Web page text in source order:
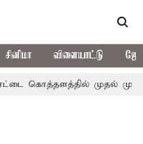
சினிமா விளையாட்டு
முதல் முறையாக